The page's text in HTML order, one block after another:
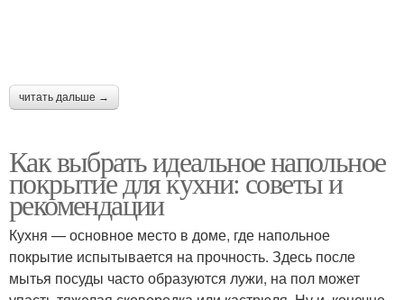
читать дальше →
Как выбрать идеальное напольное
покрытие для кухни: советы и
рекомендации
Кухня — основное место в доме, где напольное
покрытие испытывается на прочность. Здесь после
мытья посуды часто образуются лужи, на пол может